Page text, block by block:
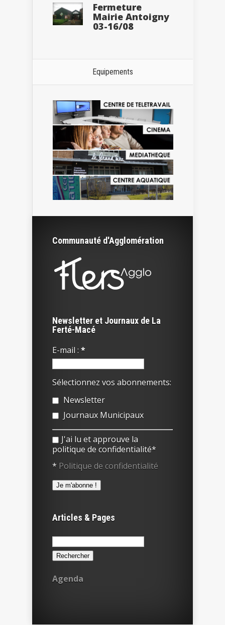
Fermeture
Mairie Antoigny
03-16/08
Equipements
Communauté d'Agglomération
Newsletter et Journaux de La
Ferté-Macé
E-mail : *
Sélectionnez vos abonnements:
Newsletter
Journaux Municipaux
J'ai lu et approuve la
politique de confidentialité*
* Politique de confidentialité
Articles & Pages
Rechercher :
Agenda